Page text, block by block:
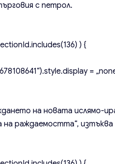
с петрол.
) {
=
на новата ислямо-
на раждаемостта“,